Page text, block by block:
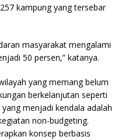
kampung yang tersebar
masyarakat mengalami
50 persen,” katanya.
yang memang belum
berkelanjutan seperti
menjadi kendala adalah
non-budgeting.
konsep berbasis